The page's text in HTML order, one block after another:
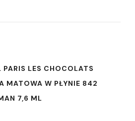
PARIS LES CHOCOLATS
MATOWA W PŁYNIE 842
7,6 ML